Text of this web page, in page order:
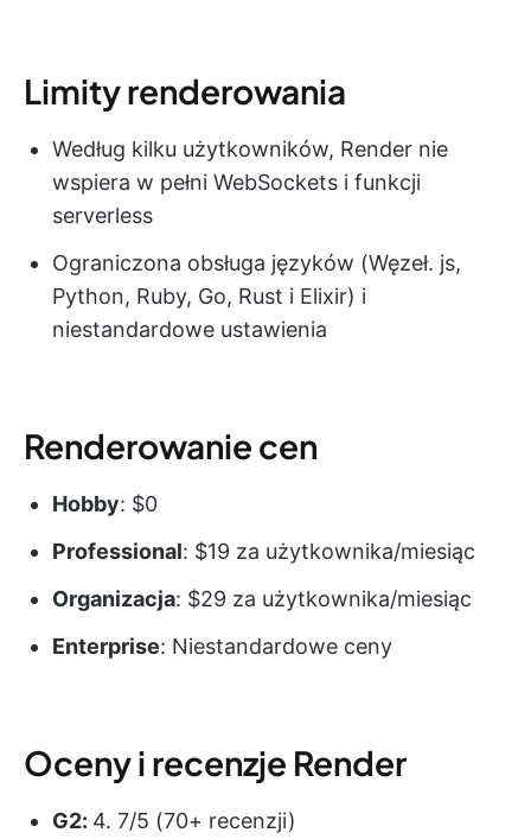
Limity renderowania
Według kilku użytkowników, Render nie
wspiera w pełni WebSockets i funkcji
serverless
Ograniczona obsługa języków (Węzeł. js,
Python, Ruby, Go, Rust i Elixir) i
niestandardowe ustawienia
Renderowanie cen
Hobby: $0
Professional: $19 za użytkownika/miesiąc
Organizacja: $29 za użytkownika/miesiąc
Enterprise: Niestandardowe ceny
Oceny i recenzje Render
G2: 4. 7/5 (70+ recenzji)